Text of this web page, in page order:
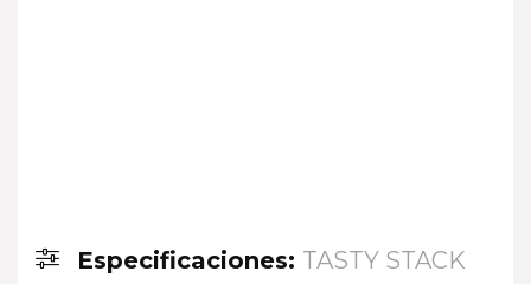
Especificaciones: TASTY STACK